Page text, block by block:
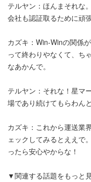
テルヤン：ほんまそれな
会社も認証取るために頑
カズキ：Win-Winの関係
って終わりやなくて、ち
なあかんで。
テルヤン：それな！星マ
場であり続けてもらわん
カズキ：これから運送業
ェックしてみるとええで
ったら安心やからな！
▼関連する話題をもっと